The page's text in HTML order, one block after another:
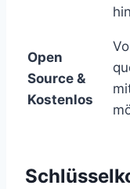
Open
Source &
Kostenlos